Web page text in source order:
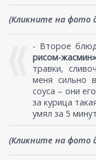
(Кликните на фото
- Второе
рисом-жасмин»
травки,
меня сильно
соуса – они
за курица
умял за 5
(Кликните на фото